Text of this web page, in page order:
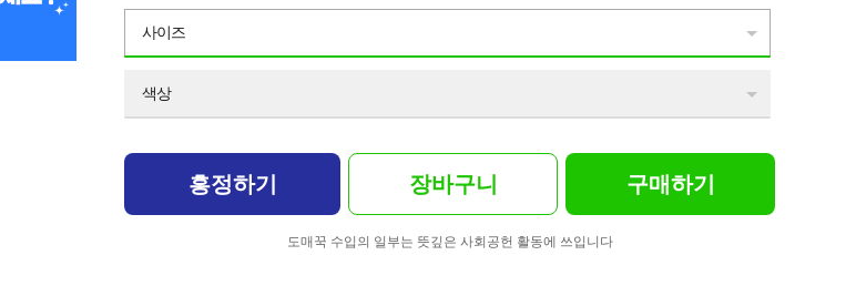
사이즈
색상
흥정하기 장바구니 구매하기
도매꾹 수입의 일부는 뜻깊은 사회공헌 활동에 쓰입니다